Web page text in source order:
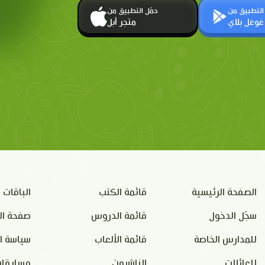
حمّل التطبيق من
متجر أبل
من
غوغل بلاي
الصفحة الرئيسية
سجّل الدخول
للمدارس الخاصة
قائمة الكتب
قائمة الدروس
قائمة الألعاب
الباقات
صفحة
سياسة